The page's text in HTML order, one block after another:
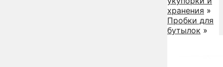
хранения »
Пробки для
бутылок »